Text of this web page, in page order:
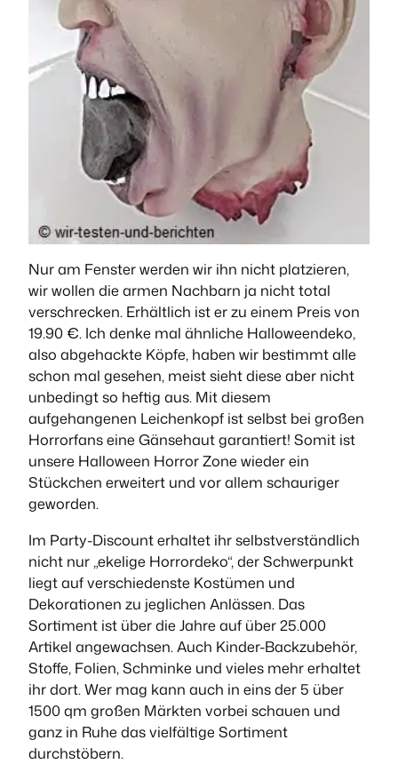
Nur am Fenster werden wir ihn nicht platzieren,
wir wollen die armen Nachbarn ja nicht total
verschrecken. Erhältlich ist er zu einem Preis von
19.90 €. Ich denke mal ähnliche Halloweendeko,
also abgehackte Köpfe, haben wir bestimmt alle
schon mal gesehen, meist sieht diese aber nicht
unbedingt so heftig aus. Mit diesem
aufgehangenen Leichenkopf ist selbst bei großen
Horrorfans eine Gänsehaut garantiert! Somit ist
unsere Halloween Horror Zone wieder ein
Stückchen erweitert und vor allem schauriger
geworden.
Im Party-Discount erhaltet ihr selbstverständlich
nicht nur „ekelige Horrordeko“, der Schwerpunkt
liegt auf verschiedenste Kostümen und
Dekorationen zu jeglichen Anlässen. Das
Sortiment ist über die Jahre auf über 25.000
Artikel angewachsen. Auch Kinder-Backzubehör,
Stoffe, Folien, Schminke und vieles mehr erhaltet
ihr dort. Wer mag kann auch in eins der 5 über
1500 qm großen Märkten vorbei schauen und
ganz in Ruhe das vielfältige Sortiment
durchstöbern.